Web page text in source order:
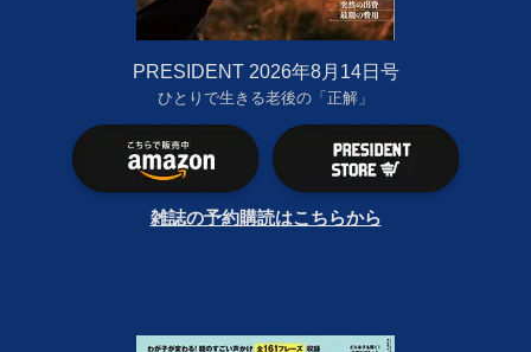
PRESIDENT 2026年8月14日号
ひとりで生きる老後の「正解」
雑誌の予約購読はこちらから